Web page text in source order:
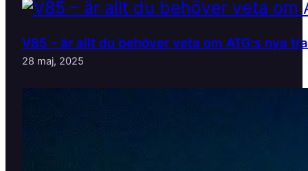
V85 – är allt du behöver veta om ATG:s nya
28 maj, 2025